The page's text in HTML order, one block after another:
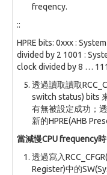
freqency.
::
HPRE bits: 0xxx :
divided by 2 1001 :
clock divided by 8 …
透過讀取讀取
switch status) bits
有無被設定成功；
新的HPRE(AHB
當減慢CPU frequency時
透過寫入
Register)中的